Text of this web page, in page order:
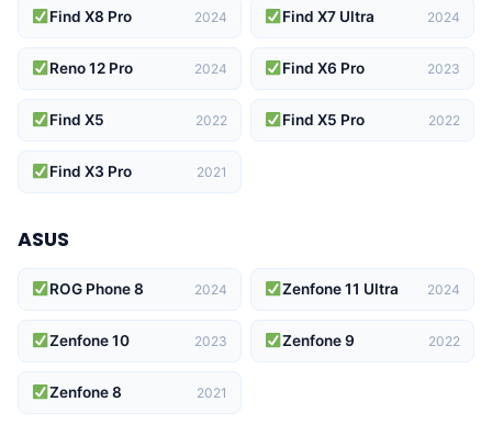
Find X8 Pro 2024 Find X7 Ultra 2024
Reno 12 Pro 2024 Find X6 Pro 2023
Find X5 2022 Find X5 Pro 2022
Find X3 Pro 2021
ASUS
ROG Phone 8 2024 Zenfone 11 Ultra 2024
Zenfone 10 2023 Zenfone 9 2022
Zenfone 8 2021